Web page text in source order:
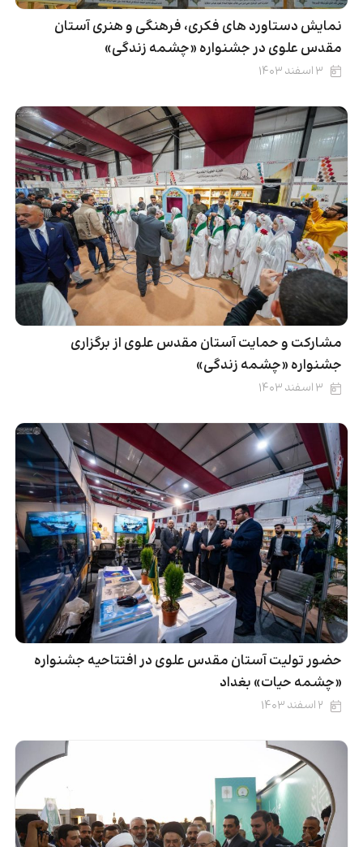
نمایش دستاورد های فکری، فرهنگی و هنری آستان
مقدس علوی در جشنواره «چشمه زندگی»
۳ اسفند ۱۴۰۳
مشارکت و حمایت آستان مقدس علوی از برگزاری
جشنواره «چشمه زندگی»
۳ اسفند ۱۴۰۳
حضور تولیت آستان مقدس علوی در افتتاحیه جشنواره
«چشمه حیات» بغداد
۲ اسفند ۱۴۰۳